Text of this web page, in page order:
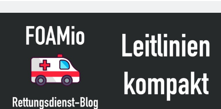
Treatment
Heart
Failure“
der
&
JHFS